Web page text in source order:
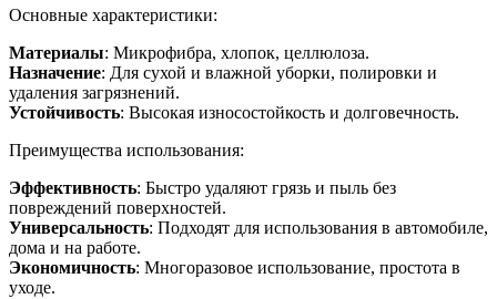
Основные характеристики:
Материалы: Микрофибра, хлопок, целлюлоза.
Назначение: Для сухой и влажной уборки, полировки и
удаления загрязнений.
Устойчивость: Высокая износостойкость и долговечность.
Преимущества использования:
Эффективность: Быстро удаляют грязь и пыль без
повреждений поверхностей.
Универсальность: Подходят для использования в автомобиле,
дома и на работе.
Экономичность: Многоразовое использование, простота в
уходе.